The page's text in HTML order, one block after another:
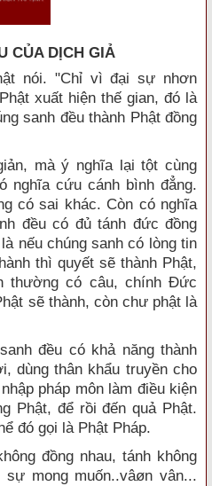
CỦA DỊCH GIẢ
nói. "Chỉ vì đại sự nhơn
xuất hiện thế gian, đó là
sanh đều thành Phật đồng
mà ý nghĩa lại tột cùng
nghĩa cứu cánh bình đẳng.
có sai khác. Còn có nghĩa
đều có đủ tánh đức đồng
nếu chúng sanh có lòng tin
thì quyết sẽ thành Phật,
thường có câu, chính Đức
sẽ thành, còn chư phật là
đều có khả năng thành
dùng thân khẩu truyền cho
pháp môn làm điều kiện
Phật, để rồi đến quả Phật.
đó gọi là Phật Pháp.
đồng nhau, tánh không
mong muốn..vâøn vân...